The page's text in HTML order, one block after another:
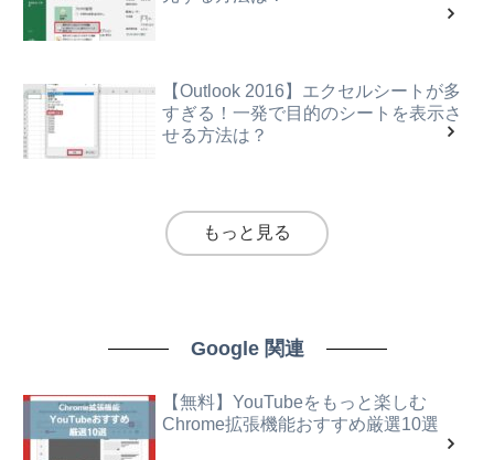
【Outlook 2016】エクセルシートが多
すぎる！一発で目的のシートを表示さ
せる方法は？
もっと見る
Google 関連
【無料】YouTubeをもっと楽しむ
Chrome拡張機能おすすめ厳選10選